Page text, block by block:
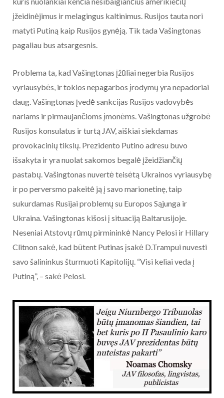
įžeidinėjimus ir melagingus kaltinimus. Rusijos tauta nori
matyti Putiną kaip Rusijos gynėją. Tik tada Vašingtonas
pagaliau bus atsargesnis.
Problema ta, kad Vašingtonas įžūliai negerbia Rusijos
vyriausybės, ir tokios nepagarbos įrodymų yra nepadoriai
daug. Vašingtonas įvedė sankcijas Rusijos vadovybės
nariams ir pirmaujančioms įmonėms. Vašingtonas užgrobė
Rusijos konsulatus ir turtą JAV, aiškiai siekdamas
provokacinių tikslų. Prezidento Putino adresu buvo
išsakyta ir yra nuolat sakomos begalė įžeidžiančių
pastabų. Vašingtonas nuvertė teisėtą Ukrainos vyriausybę
ir po perversmo pakeitė ją į savo marionetinę, taip
sukurdamas Rusijai problemų su Europos Sąjunga ir
Ukraina. Vašingtonas kišosi į situaciją Baltarusijoje.
Neseniai Atstovų rūmų pirmininkė Nancy Pelosi ir Hillary
Clitnon sakė, kad būtent Putinas įsakė D.Trampui nuvesti
savo šalininkus šturmuoti Kapitolijų. “Visi keliai veda į
Putiną”, – sakė Pelosi.